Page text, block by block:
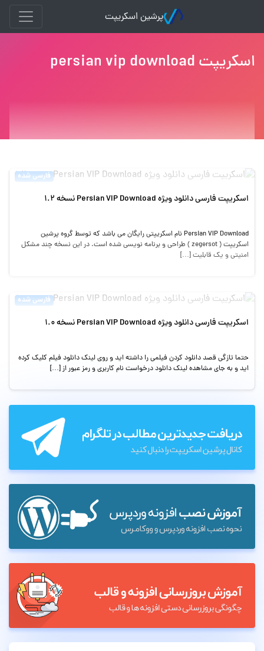
پرشین اسکریپت
اسکریپت persian vip download
فارسی شده
اسکریپت فارسی دانلود ویژه Persian VIP Download نسخه 1.2
Persian VIP Download نام اسکریپتی رایگان می باشد که توسط گروه پرشین
اسکریپت ( zegersot ) طراحی و برنامه نویسی شده است. در این نسخه چند مشکل
امنیتی و یک قابلیت […]
فارسی شده
اسکریپت فارسی دانلود ویژه Persian VIP Download نسخه 1.0
حتما تازگی قصد دانلود کردن فیلمی را داشته اید و روی لینک دانلود فیلم کلیک کرده
اید و به جای مشاهده لینک دانلود درخواست نام کاربری و رمز عبور از […]